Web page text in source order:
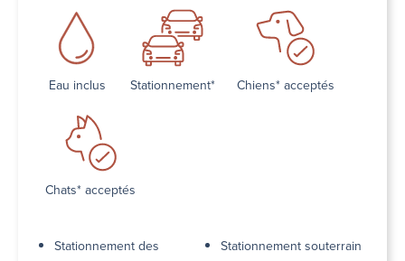
Eau inclus Stationnement* Chiens* acceptés
Chats* acceptés
Stationnement des
Stationnement souterrain